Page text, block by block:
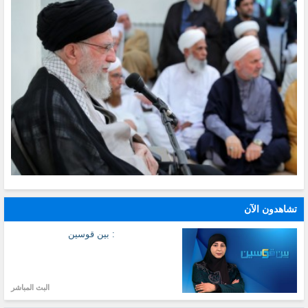
تشاهدون الآن
: بين قوسين
البث المباشر